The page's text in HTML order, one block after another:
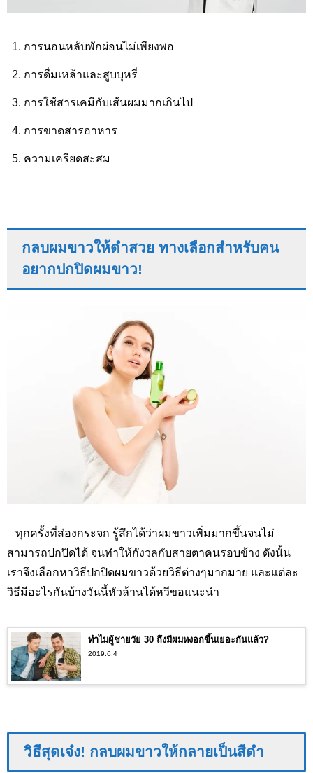
การนอนหลับพักผ่อนไม่เพียงพอ
การดื่มเหล้าและสูบบุหรี่
การใช้สารเคมีกับเส้นผมมากเกินไป
การขาดสารอาหาร
ความเครียดสะสม
กลบผมขาวให้ดำสวย ทางเลือกสำหรับคน
อยากปกปิดผมขาว!
ทุกครั้งที่ส่องกระจก รู้สึกได้ว่าผมขาวเพิ่มมากขึ้นจนไม่
สามารถปกปิดได้ จนทำให้กังวลกับสายตาคนรอบข้าง ดังนั้น
เราจึงเลือกหาวิธีปกปิดผมขาวด้วยวิธีต่างๆมากมาย และแต่ละ
วิธีมีอะไรกันบ้างวันนี้หัวล้านได้หวีขอแนะนำ
ทำไมผู้ชายวัย 30 ถึงมีผมหงอกขึ้นเยอะกันแล้ว?
2019.6.4
วิธีสุดเจ๋ง! กลบผมขาวให้กลายเป็นสีดำ